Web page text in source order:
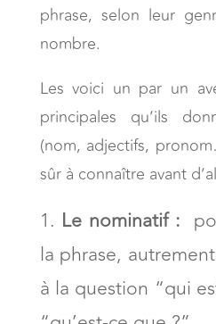
phrase, selon leur
nombre.
Les voici un par un
principales qu’ils
(nom, adjectifs,
sûr à connaître avant
Le nominatif :
la phrase,
à la question “qui